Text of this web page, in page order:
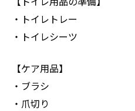
・トイレトレー
・トイレシーツ
【ケア用品】
・ブラシ
・爪切り